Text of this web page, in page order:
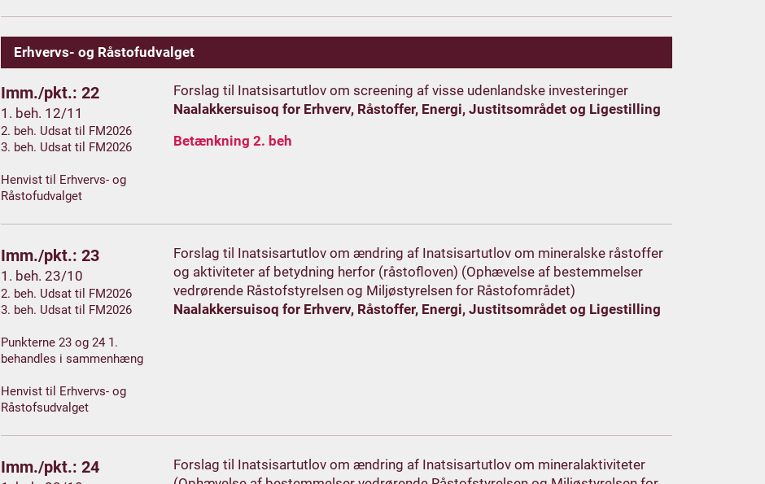
Erhvervs- og Råstofudvalget
Imm./pkt.: 22
1. beh. 12/11
2. beh. Udsat til FM2026
3. beh. Udsat til FM2026
Henvist til Erhvervs- og
Råstofudvalget
Forslag til Inatsisartutlov om screening af visse udenlandske investeringer
Naalakkersuisoq for Erhverv, Råstoffer, Energi, Justitsområdet og Ligestilling
Betænkning 2. beh
Imm./pkt.: 23
1. beh. 23/10
2. beh. Udsat til FM2026
3. beh. Udsat til FM2026
Punkterne 23 og 24 1.
behandles i sammenhæng
Henvist til Erhvervs- og
Råstofsudvalget
Forslag til Inatsisartutlov om ændring af Inatsisartutlov om mineralske råstoffer
og aktiviteter af betydning herfor (råstofloven) (Ophævelse af bestemmelser
vedrørende Råstofstyrelsen og Miljøstyrelsen for Råstofområdet)
Naalakkersuisoq for Erhverv, Råstoffer, Energi, Justitsområdet og Ligestilling
Imm./pkt.: 24
Forslag til Inatsisartutlov om ændring af Inatsisartutlov om mineralaktiviteter